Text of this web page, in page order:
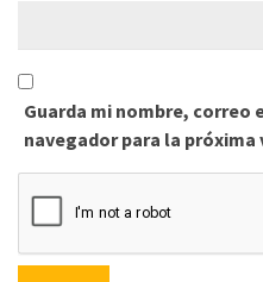
Guarda mi nombre, correo
navegador para la próxima